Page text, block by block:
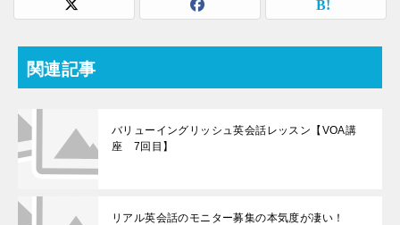
関連記事
バリューイングリッシュ英会話レッスン【VOA講
座 7回目】
リアル英会話のモニター募集の本気度が凄い！